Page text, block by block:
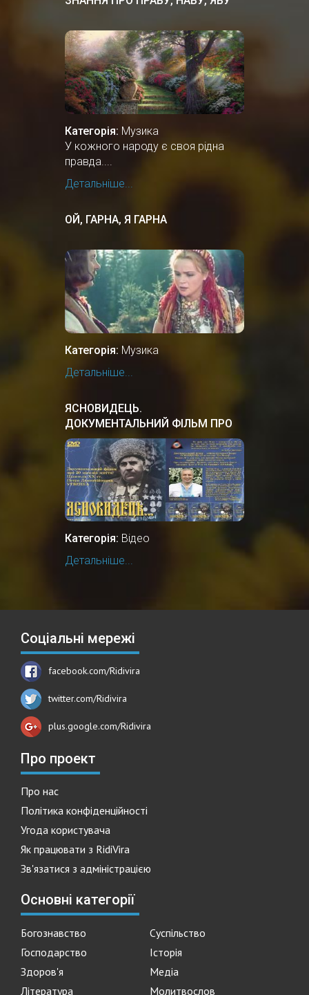
Категорія: Музика
У кожного народу є своя рідна
правда....
Детальніше...
ОЙ, ГАРНА, Я ГАРНА
Категорія: Музика
Детальніше...
ЯСНОВИДЕЦЬ.
ДОКУМЕНТАЛЬНИЙ ФIЛЬМ ПРО
УКРАЇНСЬКОГО ПРОРОКА,
ЦІЛИТЕЛЯ.
Категорія: Відео
Детальніше...
Соціальні мережі
facebook.com/Ridivira
twitter.com/Ridivira
plus.google.com/Ridivira
Про проект
Про нас
Політика конфіденційності
Угода користувача
Як працювати з RidiVira
Зв'язатися з адміністрацією
Основні категорії
Богознавство
Суспільство
Господарство
Історія
Здоров'я
Медіа
Література
Молитвослов